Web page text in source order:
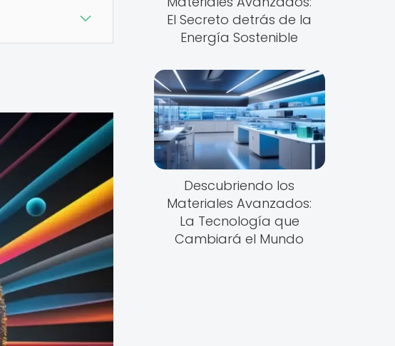
El Secreto detrás de la
Energía Sostenible
Descubriendo los
Materiales Avanzados:
La Tecnología que
Cambiará el Mundo